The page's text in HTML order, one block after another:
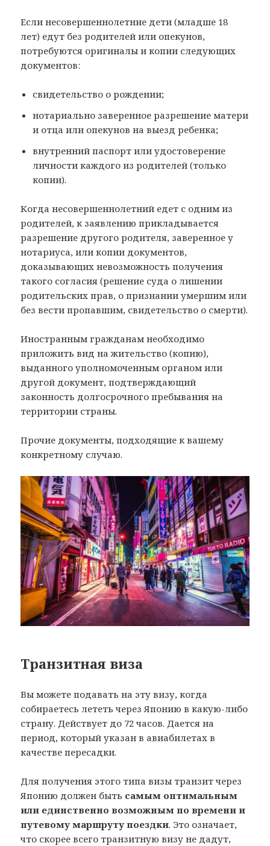
Если несовершеннолетние дети (младше 18
лет) едут без родителей или опекунов,
потребуются оригиналы и копии следующих
документов:
свидетельство о рождении;
нотариально заверенное разрешение матери
и отца или опекунов на выезд ребенка;
внутренний паспорт или удостоверение
личности каждого из родителей (только
копии).
Когда несовершеннолетний едет с одним из
родителей, к заявлению прикладывается
разрешение другого родителя, заверенное у
нотариуса, или копии документов,
доказывающих невозможность получения
такого согласия (решение суда о лишении
родительских прав, о признании умершим или
без вести пропавшим, свидетельство о смерти).
Иностранным гражданам необходимо
приложить вид на жительство (копию),
выданного уполномоченным органом или
другой документ, подтверждающий
законность долгосрочного пребывания на
территории страны.
Прочие документы, подходящие к вашему
конкретному случаю.
Транзитная виза
Вы можете подавать на эту визу, когда
собираетесь лететь через Японию в какую-либо
страну. Действует до 72 часов. Дается на
период, который указан в авиабилетах в
качестве пересадки.
Для получения этого типа визы транзит через
Японию должен быть самым оптимальным
или единственно возможным по времени и
путевому маршруту поездки. Это означает,
что скорее всего транзитную визу не дадут,